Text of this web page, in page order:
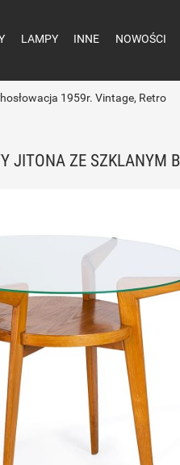
LAMPY INNE NOWOŚCI
1959r. Vintage, Retro
JITONA ZE SZKLANYM